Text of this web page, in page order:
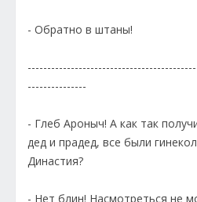
- Обратно в штаны!
---------------
- Глеб Ароныч! А как так
дед и прадед, все были
Династия?
- Нет блин! Насмотреться не